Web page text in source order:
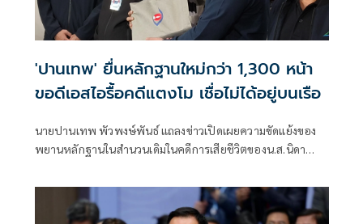
'ปานเทพ' ยื่นหลักฐานใหม่กว่า 1,300 หน้า
ขอดีเอสไอรื้อคดีแตงโม เชื่อไม่ได้อยู่บนเรือ
นายปานเทพ พัวพงษ์พันธ์ แถลงข่าวเปิดเผยความขัดแย้งของ
พยานหลักฐานในสำนวนเดิมในคดีการเสียชีวิตของน.ส.นิดา
พิกัดดาวเทียม และรายงานดิจิทัลที่มีความหนากว่า 1,300 หน้า
ยื่นตรงต่ออธิบดีกรมสอบสวนคดีพิเศษ (ดีเอสไอ)